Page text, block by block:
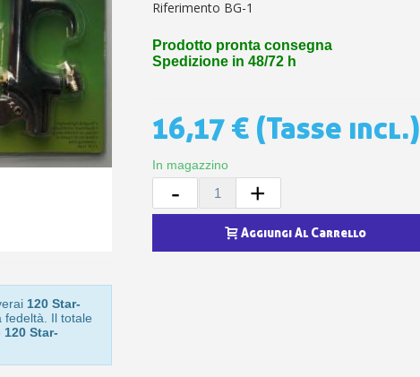
Iscriviti alla newsletter: 5€ di sconto
120 Star-
fedeltà. Il totale
120 Star-
Riferimento BG-1
Prodotto pronta consegna
Spedizione in 48/72 h
16,17 € (Tasse incl.)
In magazzino
- +
Aggiungi Al Carrello